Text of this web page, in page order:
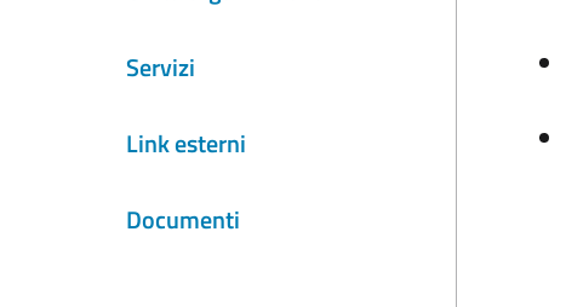
Servizi
Link esterni
Documenti